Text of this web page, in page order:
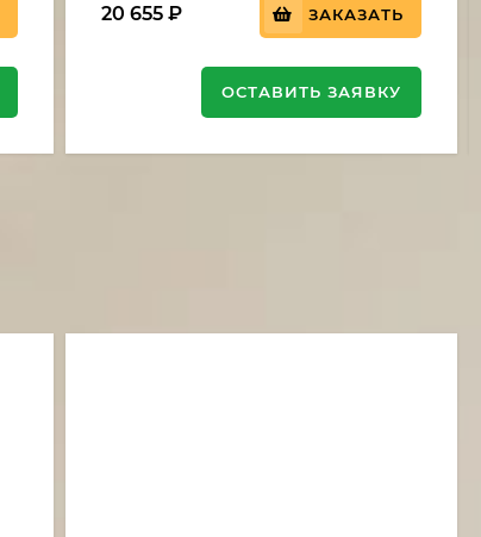
20 655 ₽ ЗАКАЗАТЬ
ОСТАВИТЬ ЗАЯВКУ